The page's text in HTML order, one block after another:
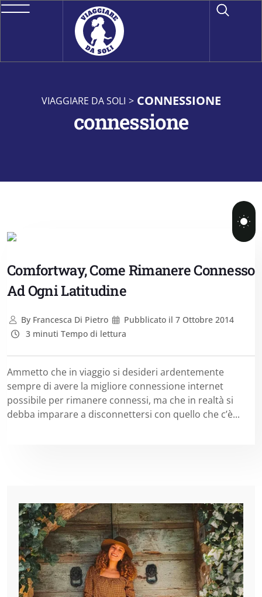
VIAGGIARE DA SOLI > CONNESSIONE
connessione
Comfortway, Come Rimanere Connesso
Ad Ogni Latitudine
ByFrancesca Di Pietro Pubblicato il 7 Ottobre 2014
3 minuti Tempo di lettura
Ammetto che in viaggio si desideri ardentemente
sempre di avere la migliore connessione internet
possibile per rimanere connessi, ma che in realtà si
debba imparare a disconnettersi con quello che c’è...